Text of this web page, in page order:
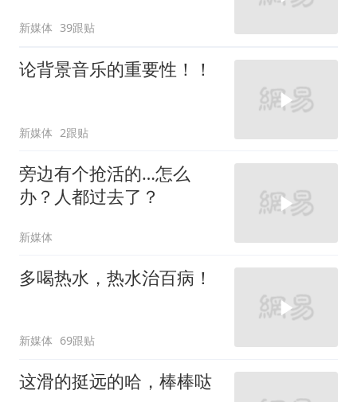
新媒体 39跟贴
论背景音乐的重要性！！
新媒体 2跟贴
旁边有个抢活的…怎么
办？人都过去了？
新媒体
多喝热水，热水治百病！
新媒体 69跟贴
这滑的挺远的哈，棒棒哒